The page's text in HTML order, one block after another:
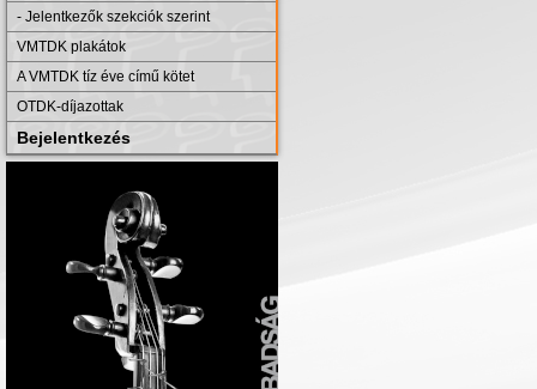
- Jelentkezők szekciók szerint
VMTDK plakátok
A VMTDK tíz éve című kötet
OTDK-díjazottak
Bejelentkezés